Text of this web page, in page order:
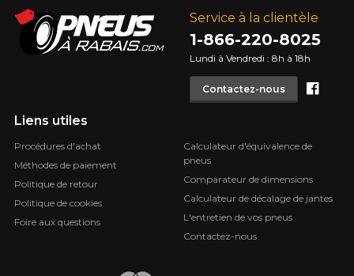
Service à la clientèle
1-866-220-8025
Lundi à Vendredi : 8h à 18h
Contactez-nous
Liens utiles
Procédures d'achat
Méthodes de paiement
Politique de retour
Politique de cookies
Foire aux questions
Calculateur d'équivalence de
pneus
Comparateur de dimensions
Calculateur de décalage de jantes
L'entretien de vos pneus
Contactez-nous